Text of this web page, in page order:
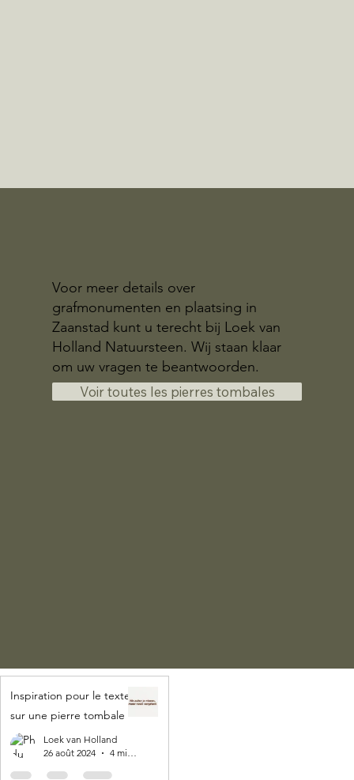
Voor meer details over
grafmonumenten en plaatsing in
Zaanstad kunt u terecht bij Loek van
Holland Natuursteen. Wij staan klaar
om uw vragen te beantwoorden.
Voir toutes les pierres tombales
Inspiration pour le texte
sur une pierre tombale
Loek van Holland
26 août 2024
4 min de lecture